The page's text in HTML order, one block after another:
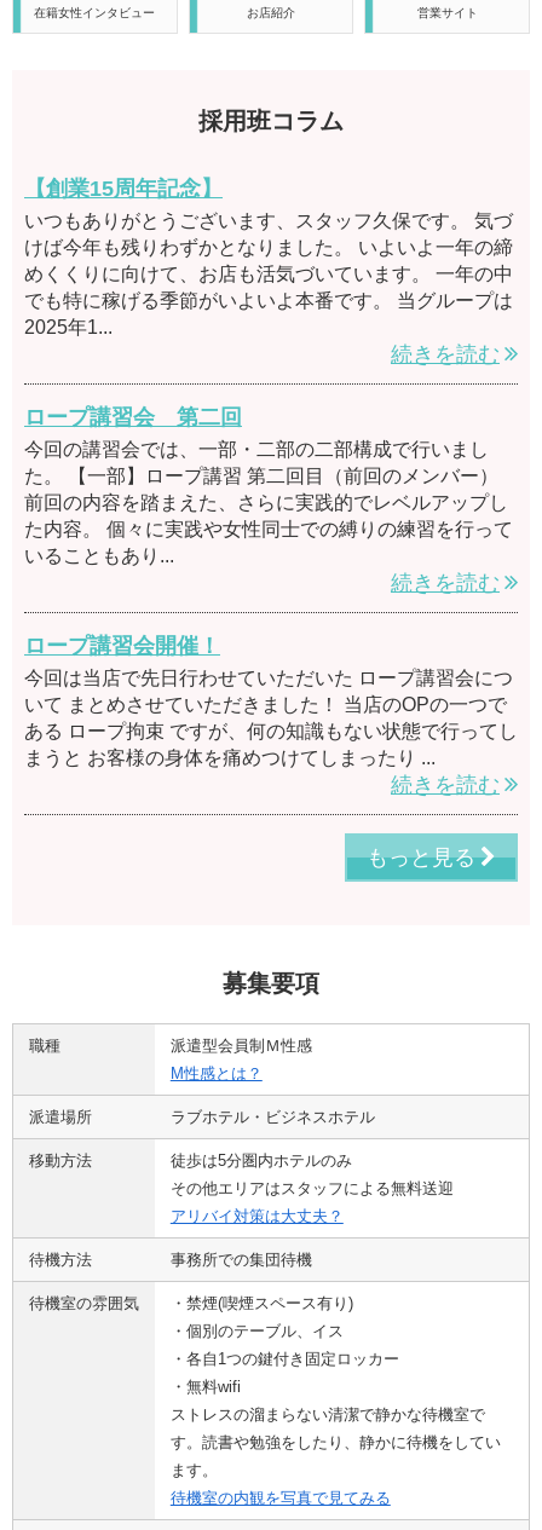
在籍女性インタビュー お店紹介 営業サイト
採用班コラム
【創業15周年記念】
いつもありがとうございます、スタッフ久保です。 気づ
けば今年も残りわずかとなりました。 いよいよ一年の締
めくくりに向けて、お店も活気づいています。 一年の中
でも特に稼げる季節がいよいよ本番です。 当グループは
2025年1...
続きを読む
ロープ講習会 第二回
今回の講習会では、一部・二部の二部構成で行いまし
た。 【一部】ロープ講習 第二回目（前回のメンバー）
前回の内容を踏まえた、さらに実践的でレベルアップし
た内容。 個々に実践や女性同士での縛りの練習を行って
いることもあり...
続きを読む
ロープ講習会開催！
今回は当店で先日行わせていただいた ロープ講習会につ
いて まとめさせていただきました！ 当店のOPの一つで
ある ロープ拘束 ですが、何の知識もない状態で行ってし
まうと お客様の身体を痛めつけてしまったり ...
続きを読む
もっと見る
募集要項
職種
派遣型会員制Ｍ性感
M性感とは？
派遣場所 ラブホテル・ビジネスホテル
移動方法
徒歩は5分圏内ホテルのみ
その他エリアはスタッフによる無料送迎
アリバイ対策は大丈夫？
待機方法 事務所での集団待機
待機室の雰囲気
・禁煙(喫煙スペース有り)
・個別のテーブル、イス
・各自1つの鍵付き固定ロッカー
・無料wifi
ストレスの溜まらない清潔で静かな待機室で
す。読書や勉強をしたり、静かに待機をしてい
ます。
待機室の内観を写真で見てみる